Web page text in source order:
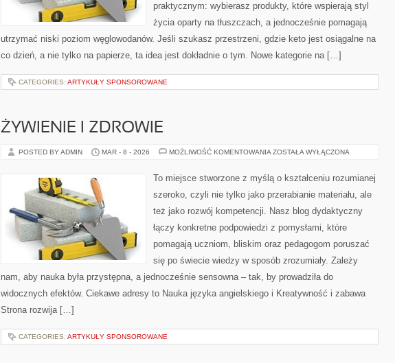
praktycznym: wybierasz produkty, które wspierają styl
życia oparty na tłuszczach, a jednocześnie pomagają
utrzymać niski poziom węglowodanów. Jeśli szukasz przestrzeni, gdzie keto jest osiągalne na
co dzień, a nie tylko na papierze, ta idea jest dokładnie o tym. Nowe kategorie na […]
CATEGORIES: ARTYKUŁY SPONSOROWANE
ŻYWIENIE I ZDROWIE
POSTED BY ADMIN MAR - 8 - 2026 MOŻLIWOŚĆ KOMENTOWANIA ŻYWIENIE
ZOSTAŁA WYŁĄCZONA
To miejsce stworzone z myślą o kształceniu rozumianej
szeroko, czyli nie tylko jako przerabianie materiału, ale
też jako rozwój kompetencji. Nasz blog dydaktyczny
łączy konkretne podpowiedzi z pomysłami, które
pomagają uczniom, bliskim oraz pedagogom poruszać
się po świecie wiedzy w sposób zrozumiały. Zależy
nam, aby nauka była przystępna, a jednocześnie sensowna – tak, by prowadziła do
widocznych efektów. Ciekawe adresy to Nauka języka angielskiego i Kreatywność i zabawa
Strona rozwija […]
CATEGORIES: ARTYKUŁY SPONSOROWANE